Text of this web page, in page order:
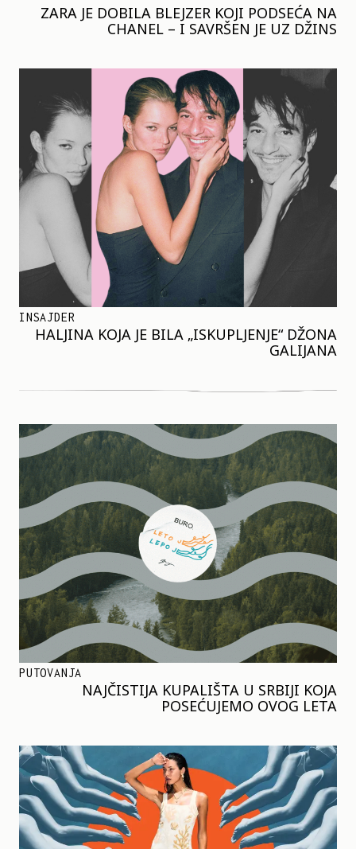
ZARA JE DOBILA BLEJZER KOJI PODSEĆA NA
CHANEL – I SAVRŠEN JE UZ DŽINS
INSAJDER
HALJINA KOJA JE BILA „ISKUPLJENJE“ DŽONA
GALIJANA
PUTOVANJA
NAJČISTIJA KUPALIŠTA U SRBIJI KOJA
POSEĆUJEMO OVOG LETA